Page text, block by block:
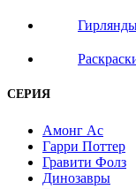
СЕРИЯ
Амонг Ас
Гарри Поттер
Гравити Фолз
Динозавры